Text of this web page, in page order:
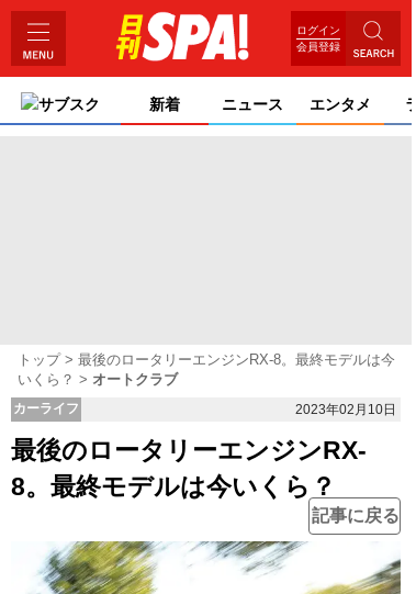
ログイン
会員登録
サブスク 新着 ニュース エンタメ
トップ
最後のロータリーエンジンRX-8。最終モデルは今
いくら？
オートクラブ
カーライフ 2023年02月10日
最後のロータリーエンジンRX-
8。最終モデルは今いくら？
記事に戻る